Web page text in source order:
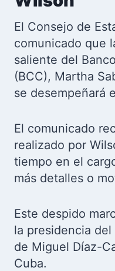
El Consejo de
comunicado que
saliente del
(BCC), Martha
se desempeñará
El comunicado
realizado por
tiempo en el
más detalles o
Este despido
la presidencia
de Miguel Díaz-
Cuba.